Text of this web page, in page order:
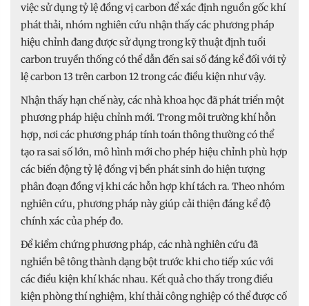
việc sử dụng tỷ lệ đồng vị carbon để xác định nguồn gốc khí
phát thải, nhóm nghiên cứu nhận thấy các phương pháp
hiệu chỉnh đang được sử dụng trong kỹ thuật định tuổi
carbon truyền thống có thể dẫn đến sai số đáng kể đối với tỷ
lệ carbon 13 trên carbon 12 trong các điều kiện như vậy.
Nhận thấy hạn chế này, các nhà khoa học đã phát triển một
phương pháp hiệu chỉnh mới. Trong môi trường khí hỗn
hợp, nơi các phương pháp tính toán thông thường có thể
tạo ra sai số lớn, mô hình mới cho phép hiệu chỉnh phù hợp
các biến động tỷ lệ đồng vị bền phát sinh do hiện tượng
phân đoạn đồng vị khi các hỗn hợp khí tách ra. Theo nhóm
nghiên cứu, phương pháp này giúp cải thiện đáng kể độ
chính xác của phép đo.
Để kiểm chứng phương pháp, các nhà nghiên cứu đã
nghiền bê tông thành dạng bột trước khi cho tiếp xúc với
các điều kiện khí khác nhau. Kết quả cho thấy trong điều
kiện phòng thí nghiệm, khí thải công nghiệp có thể được cố